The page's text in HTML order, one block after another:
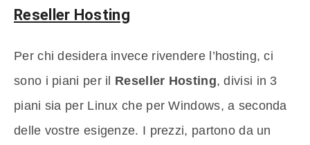
Reseller Hosting
Per chi desidera invece rivendere l’hosting, ci
sono i piani per il Reseller Hosting, divisi in 3
piani sia per Linux che per Windows, a seconda
delle vostre esigenze. I prezzi, partono da un